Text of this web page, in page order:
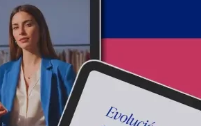
2011 - 2026 © Tiendanube - Todos los
Términos y condiciones .Políticas de
calidad